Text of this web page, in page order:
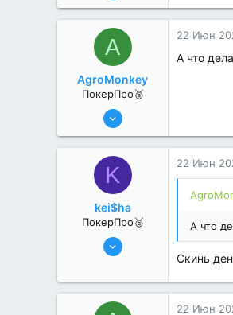
2
A
AgroMonkey
ПокерПро🥈
6 Июн 2022
2
22 Июн
А что
K
kei$ha
ПокерПро🥈
8 Июн 2022
0
22 Июн
А что
Скинь
22 Июн